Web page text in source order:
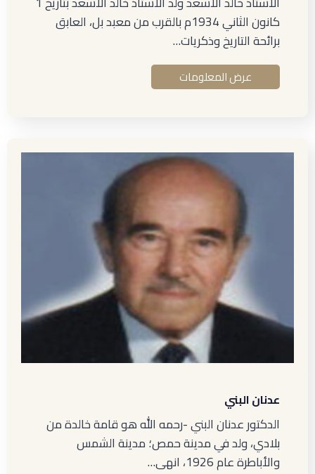
كانون الثاني 1934م بالقرب من معبد بل، العابق
برائحة التاريخ وذكريات…
عرض المعلومات
عدنان البني
الدكتور عدنان البني -رحمه الله هو قامة خالدة من
بلادي، ولد في مدينة حمص؛ مدينة الشمس
والأباطرة عام 1926، انهى…